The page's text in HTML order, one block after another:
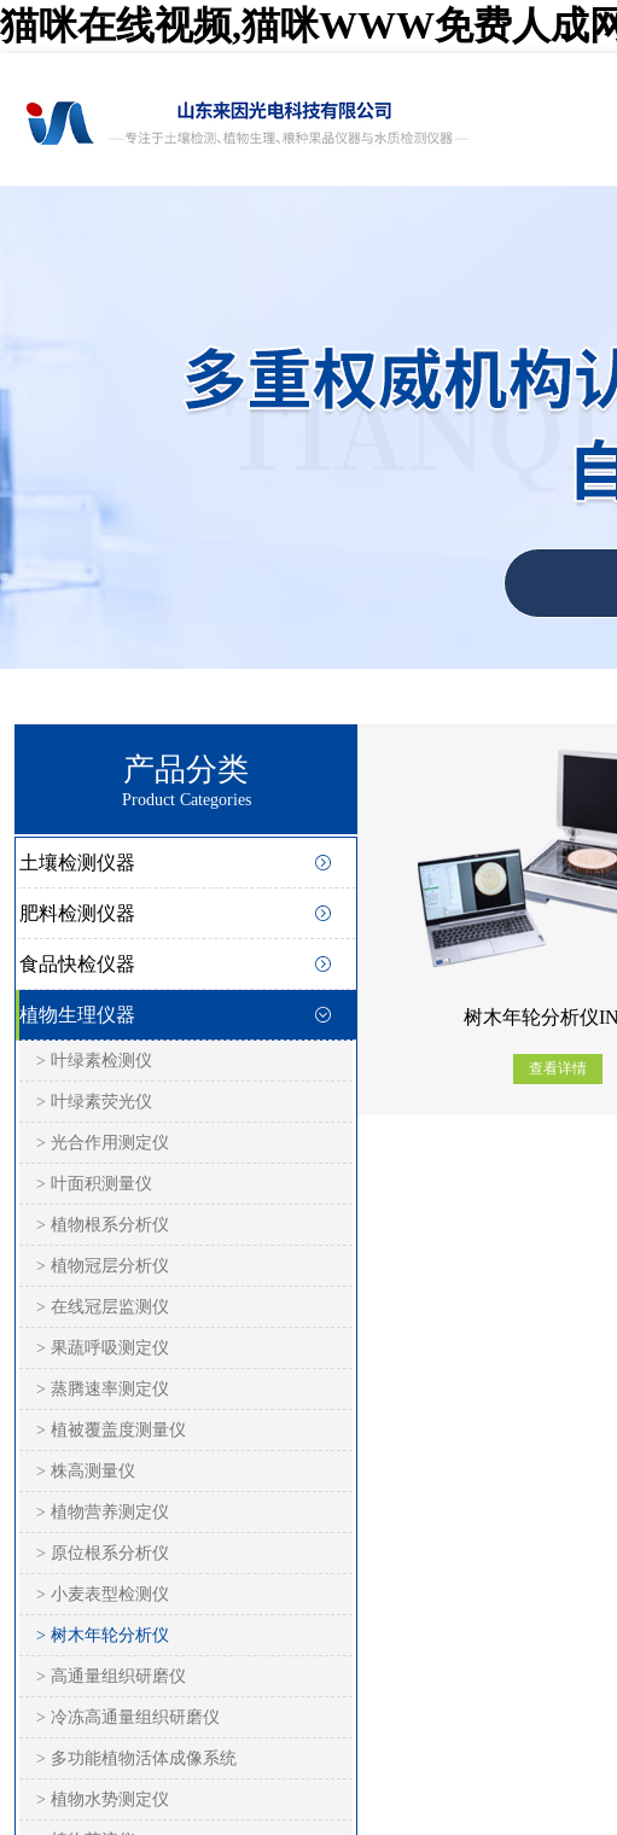
猫咪在线视频,猫咪WWW免费人成
产品分类
Product Categories
土壤检测仪器
肥料检测仪器
食品快检仪器
植物生理仪器
> 叶绿素检测仪
> 叶绿素荧光仪
> 光合作用测定仪
> 叶面积测量仪
> 植物根系分析仪
> 植物冠层分析仪
> 在线冠层监测仪
> 果蔬呼吸测定仪
> 蒸腾速率测定仪
> 植被覆盖度测量仪
> 株高测量仪
> 植物营养测定仪
> 原位根系分析仪
> 小麦表型检测仪
> 树木年轮分析仪
> 高通量组织研磨仪
> 冷冻高通量组织研磨仪
> 多功能植物活体成像系统
> 植物水势测定仪
树木年轮分析仪
查看详情